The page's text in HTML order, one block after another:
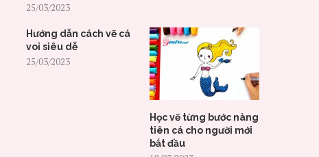
25/03/2023
Hướng dẫn cách vẽ cá
voi siêu dễ
25/03/2023
Học vẽ từng bước nàng
tiên cá cho người mới
bắt đầu